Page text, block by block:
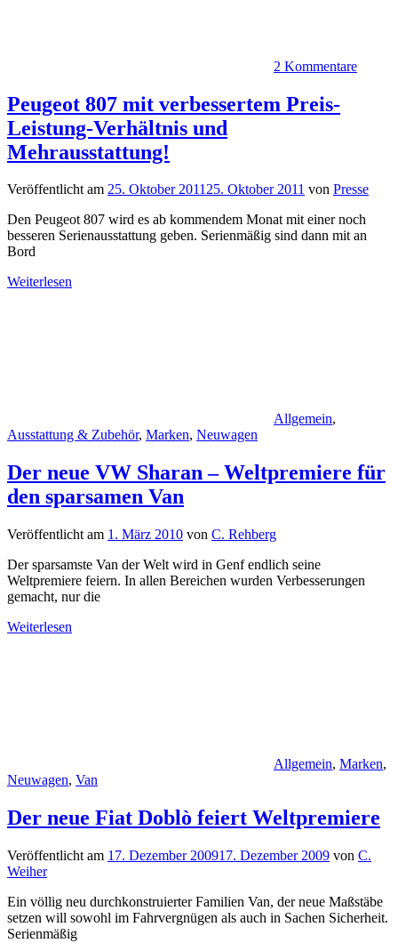
2 Kommentare
Peugeot 807 mit verbessertem Preis-
Leistung-Verhältnis und
Mehrausstattung!
Veröffentlicht am 25. Oktober 201125. Oktober 2011 von Presse
Den Peugeot 807 wird es ab kommendem Monat mit einer noch
besseren Serienausstattung geben. Serienmäßig sind dann mit an
Bord
Weiterlesen
Allgemein,
Ausstattung & Zubehör, Marken, Neuwagen
Der neue VW Sharan – Weltpremiere für
den sparsamen Van
Veröffentlicht am 1. März 2010 von C. Rehberg
Der sparsamste Van der Welt wird in Genf endlich seine
Weltpremiere feiern. In allen Bereichen wurden Verbesserungen
gemacht, nur die
Weiterlesen
Allgemein, Marken,
Neuwagen, Van
Der neue Fiat Doblò feiert Weltpremiere
Veröffentlicht am 17. Dezember 200917. Dezember 2009 von C.
Weiher
Ein völlig neu durchkonstruierter Familien Van, der neue Maßstäbe
setzen will sowohl im Fahrvergnügen als auch in Sachen Sicherheit.
Serienmäßig